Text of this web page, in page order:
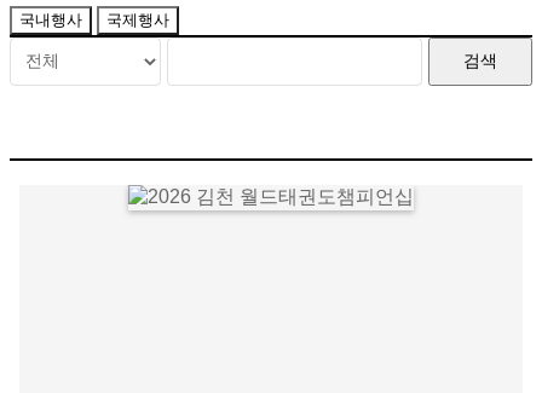
국내행사 국제행사
검색